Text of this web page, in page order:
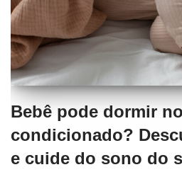
Bebê pode dormir
condicionado?
e cuide do sono do